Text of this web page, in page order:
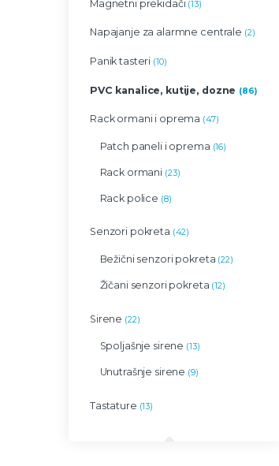
Magnetni prekidači (13)
Napajanje za alarmne centrale (2)
Panik tasteri (10)
PVC kanalice, kutije, dozne (86)
Rack ormani i oprema (47)
Patch paneli i oprema (16)
Rack ormani (23)
Rack police (8)
Senzori pokreta (42)
Bežični senzori pokreta (22)
Žičani senzori pokreta (12)
Sirene (22)
Spoljašnje sirene (13)
Unutrašnje sirene (9)
Tastature (13)